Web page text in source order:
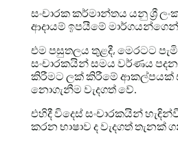
සංචාරක කර්මාන්තය යනු ශ්‍රී
ආදායම් ඉපයීමේ
එම පසුතලය තුළදී, මෙරටට
සංචාරකයින් සමය වර්ණය
කිරීමට ලක් කිරීමේ ආකල්පයක්
නොගැනීම වැදගත් වේ.
එහිදී විදෙස් සංචාරකයින්
කරන භාෂාව ද වැදගත් තැනක්